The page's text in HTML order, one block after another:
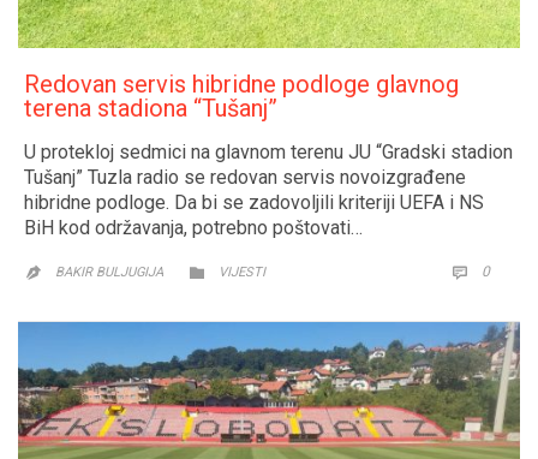
Redovan servis hibridne podloge glavnog
terena stadiona “Tušanj”
U protekloj sedmici na glavnom terenu JU “Gradski stadion
Tušanj” Tuzla radio se redovan servis novoizgrađene
hibridne podloge. Da bi se zadovoljili kriteriji UEFA i NS
BiH kod održavanja, potrebno poštovati…
 BAKIR BULJUGIJA  CATEGORY
VIJESTI  0